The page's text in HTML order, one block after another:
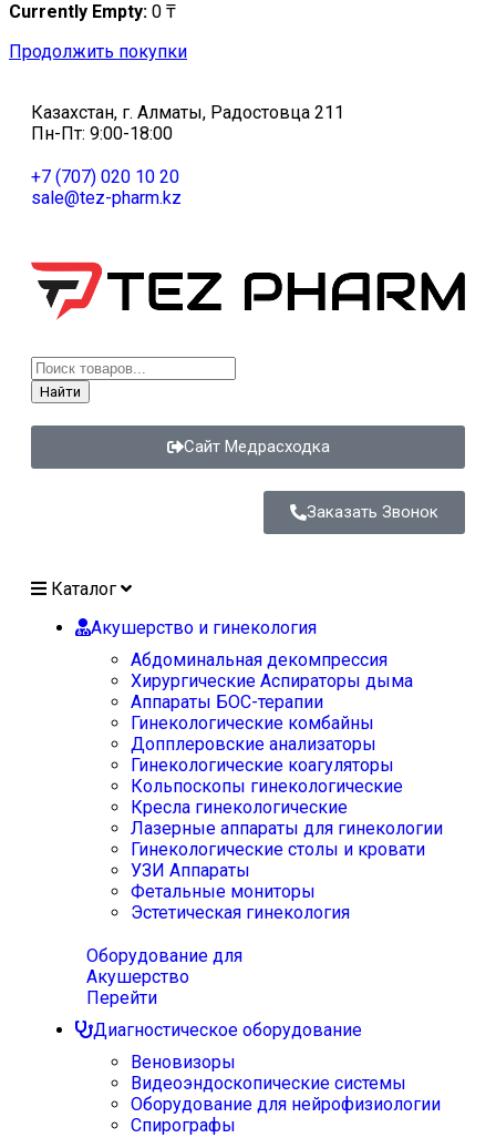
Currently Empty: 0 ₸
Продолжить покупки
Казахстан, г. Алматы, Радостовца 211
Пн-Пт: 9:00-18:00
+7 (707) 020 10 20
sale@tez-pharm.kz
Найти
Сайт Медрасходка
Заказать Звонок
Каталог
Акушерство и гинекология
Абдоминальная декомпрессия
Хирургические Аспираторы дыма
Аппараты БОС-терапии
Гинекологические комбайны
Допплеровские анализаторы
Гинекологические коагуляторы
Кольпоскопы гинекологические
Кресла гинекологические
Лазерные аппараты для гинекологии
Гинекологические столы и кровати
УЗИ Аппараты
Фетальные мониторы
Эстетическая гинекология
Оборудование для
Акушерство
Перейти
Диагностическое оборудование
Веновизоры
Видеоэндоскопические системы
Оборудование для нейрофизиологии
Спирографы